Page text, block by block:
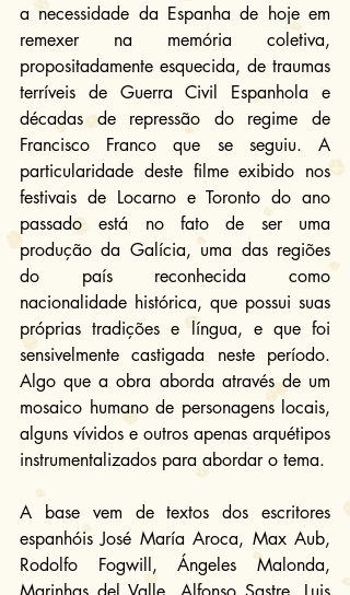
a necessidade da Espanha de hoje em
remexer na memória coletiva,
propositadamente esquecida, de traumas
terríveis de Guerra Civil Espanhola e
décadas de repressão do regime de
Francisco Franco que se seguiu. A
particularidade deste filme exibido nos
festivais de Locarno e Toronto do ano
passado está no fato de ser uma
produção da Galícia, uma das regiões
do país reconhecida como
nacionalidade histórica, que possui suas
próprias tradições e língua, e que foi
sensivelmente castigada neste período.
Algo que a obra aborda através de um
mosaico humano de personagens locais,
alguns vívidos e outros apenas arquétipos
instrumentalizados para abordar o tema.
A base vem de textos dos escritores
espanhóis José María Aroca, Max Aub,
Rodolfo Fogwill, Ángeles Malonda,